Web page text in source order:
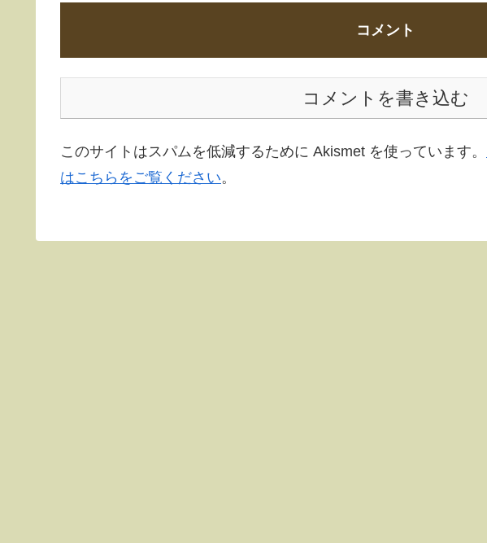
コメント
コメントを書き込む
このサイトはスパムを低減するために Akismet を使っています。
はこちらをご覧ください。